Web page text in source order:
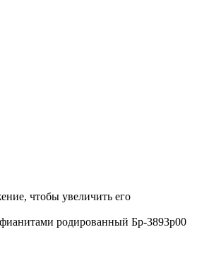
чтобы увеличить его
фианитами родированный Бр-3893р00